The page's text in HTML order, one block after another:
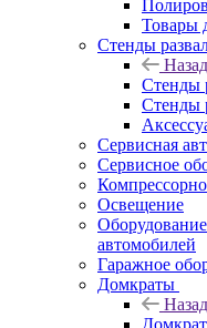
Товары
Стенды
Назад
Стенды
Стенды
Сервисная
Сервисное
Освещение
автомобилей
Гаражное
Домкраты
Назад